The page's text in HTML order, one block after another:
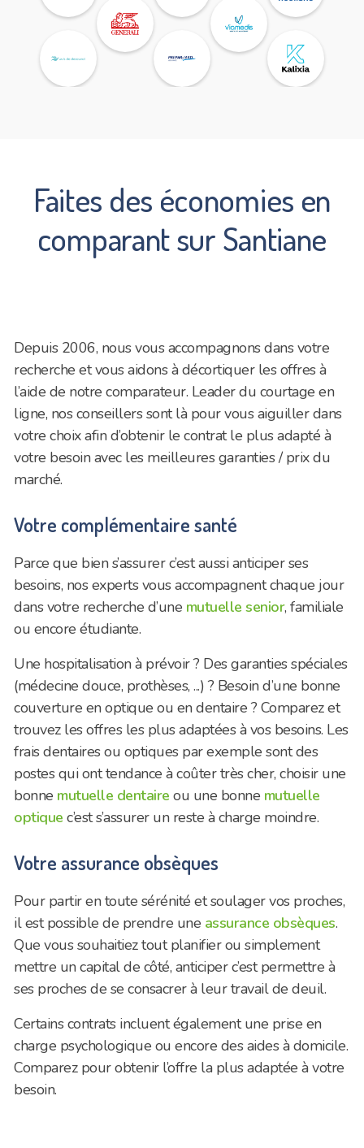
partenaire
partenaire
partenaire
partenaire
partenaire
Faites des économies en
comparant sur Santiane
Depuis 2006, nous vous accompagnons dans votre
recherche et vous aidons à décortiquer les offres à
l’aide de notre comparateur. Leader du courtage en
ligne, nos conseillers sont là pour vous aiguiller dans
votre choix afin d’obtenir le contrat le plus adapté à
votre besoin avec les meilleures garanties / prix du
marché.
Votre complémentaire santé
Parce que bien s’assurer c’est aussi anticiper ses
besoins, nos experts vous accompagnent chaque jour
dans votre recherche d’une mutuelle senior, familiale
ou encore étudiante.
Une hospitalisation à prévoir ? Des garanties spéciales
(médecine douce, prothèses, ...) ? Besoin d’une bonne
couverture en optique ou en dentaire ? Comparez et
trouvez les offres les plus adaptées à vos besoins. Les
frais dentaires ou optiques par exemple sont des
postes qui ont tendance à coûter très cher, choisir une
bonne mutuelle dentaire ou une bonne mutuelle
optique c’est s’assurer un reste à charge moindre.
Votre assurance obsèques
Pour partir en toute sérénité et soulager vos proches,
il est possible de prendre une assurance obsèques.
Que vous souhaitiez tout planifier ou simplement
mettre un capital de côté, anticiper c’est permettre à
ses proches de se consacrer à leur travail de deuil.
Certains contrats incluent également une prise en
charge psychologique ou encore des aides à domicile.
Comparez pour obtenir l’offre la plus adaptée à votre
besoin.